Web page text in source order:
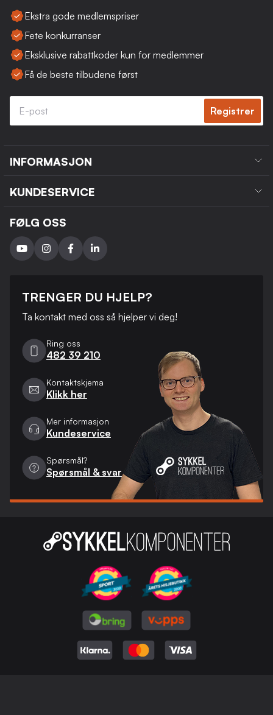
Ekstra gode medlemspriser
Fete konkurranser
Eksklusive rabattkoder kun for medlemmer
Få de beste tilbudene først
Registrer
INFORMASJON
KUNDESERVICE
FØLG OSS
TRENGER DU HJELP?
Ta kontakt med oss ​​så hjelper vi deg!
Ring oss
482 39 210
Kontaktskjema
Klikk her
Mer informasjon
Kundeservice
Spørsmål?
Spørsmål & svar